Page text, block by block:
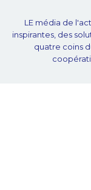
LE média de
inspirantes, des
quatre coins